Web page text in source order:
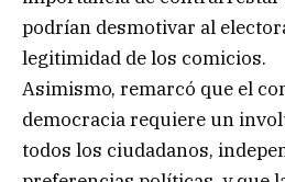
podrían desmotivar al
legitimidad de los comicios.
Asimismo, remarcó que el
democracia requiere un
todos los ciudadanos,